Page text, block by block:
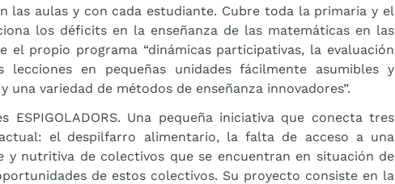
las aulas y con cada estudiante. Cubre toda la primaria y el
los déficits en la enseñanza de las matemáticas en las
el propio programa “dinámicas participativas, la evaluación
en pequeñas unidades fácilmente asumibles y
una variedad de métodos de enseñanza innovadores”.
ESPIGOLADORS. Una pequeña iniciativa que conecta tres
el despilfarro alimentario, la falta de acceso a una
y nutritiva de colectivos que se encuentran en situación de
de estos colectivos. Su proyecto consiste en la